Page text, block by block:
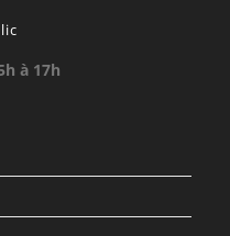
à 17h